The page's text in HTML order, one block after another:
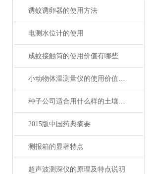
诱蚊诱卵器的使用方法
电测水位计的使用
成蚊接触筒的使用价值有哪些
小动物体温测量仪的使用价值有哪些？
种子公司适合用什么样的土壤养分速测仪？
2015版中国药典摘要
测报箱的显著特点
超声波测深仪的原理及特点说明